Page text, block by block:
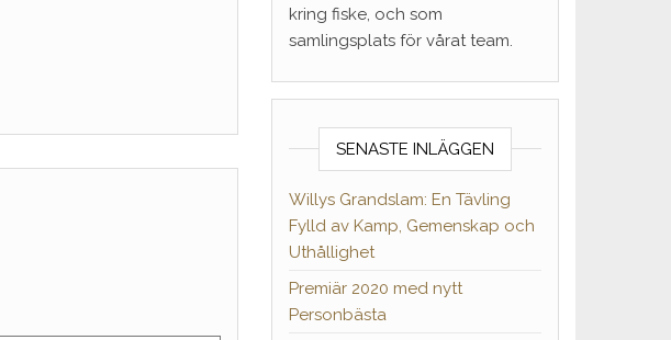
kring fiske, och som
samlingsplats för vårat team.
SENASTE INLÄGGEN
Willys Grandslam: En Tävling
Fylld av Kamp, Gemenskap och
Uthållighet
Premiär 2020 med nytt
Personbästa